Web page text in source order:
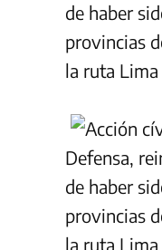
de haber
provincias
la ruta
Defensa,
de haber
provincias
la ruta